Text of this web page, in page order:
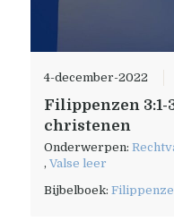
4-december-2022
Filippenzen 3:1-
christenen
Onderwerpen:
,Valse leer
Bijbelboek: